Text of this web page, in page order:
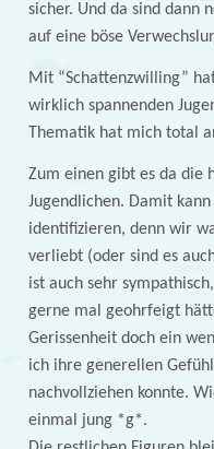
sicher. Und da sind dann
auf eine böse
Mit “Schattenzwilling”
wirklich spannenden
Thematik hat mich total
Zum einen gibt es da die
Jugendlichen. Damit
identifizieren, denn wir
verliebt (oder sind es
ist auch sehr
gerne mal geohrfeigt
Gerissenheit doch ein
ich ihre generellen
nachvollziehen konnte.
einmal jung *g*.